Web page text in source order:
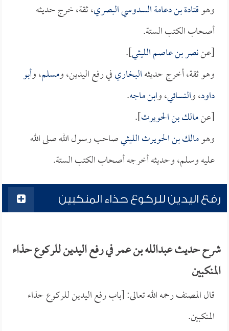
وهوقتادة بن دعامة السدوسي البصري، ثقة، خرج حديثه
أصحاب الكتب الستة.
[عننصر بن عاصم الليثي].
وهو ثقة، أخرج حديثهالبخاريفي رفع اليدين، ومسلم، وأبو
داود، والنسائي، وابن ماجه.
[عنمالك بن الحويرث].
وهومالك بن الحويرث الليثيصاحب رسول الله صلى الله
عليه وسلم، وحديثه أخرجه أصحاب الكتب الستة.
رفع اليدين للركوع حذاء المنكبين
شرح حديث عبدالله بن عمر في رفع اليدين للركوع حذاء
المنكبين
قال المصنف رحمه الله تعالى: [باب رفع اليدين للركوع حذاء
المنكبين.